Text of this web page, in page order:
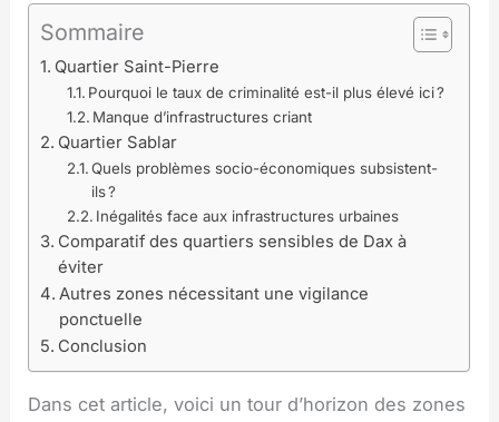
Sommaire
Quartier Saint-Pierre
Pourquoi le taux de criminalité est-il plus élevé ici ?
Manque d’infrastructures criant
Quartier Sablar
Quels problèmes socio-économiques subsistent-
ils ?
Inégalités face aux infrastructures urbaines
Comparatif des quartiers sensibles de Dax à
éviter
Autres zones nécessitant une vigilance
ponctuelle
Conclusion
Dans cet article, voici un tour d’horizon des zones